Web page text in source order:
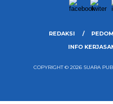
REDAKSI
INFO
COPYRIGHT © 2026 SUARA